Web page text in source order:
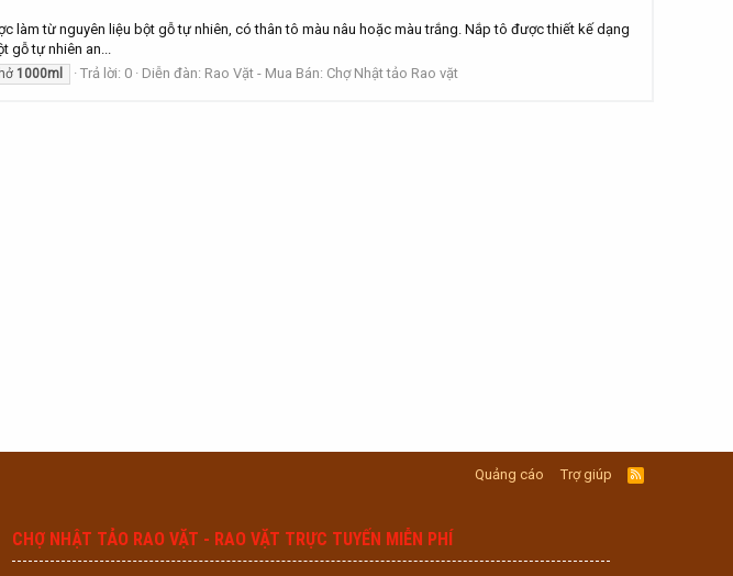
từ nguyên liệu bột gỗ tự nhiên, có thân tô màu nâu hoặc màu trắng. Nắp tô được thiết kế dạng
gỗ tự nhiên an...
1000ml Trả lời: 0 Diễn đàn: Rao Vặt - Mua Bán: Chợ Nhật tảo Rao vặt
Quảng cáo Trợ giúp
R
S
CHỢ NHẬT TẢO RAO VẶT - RAO VẶT TRỰC TUYẾN MIỄN PHÍ